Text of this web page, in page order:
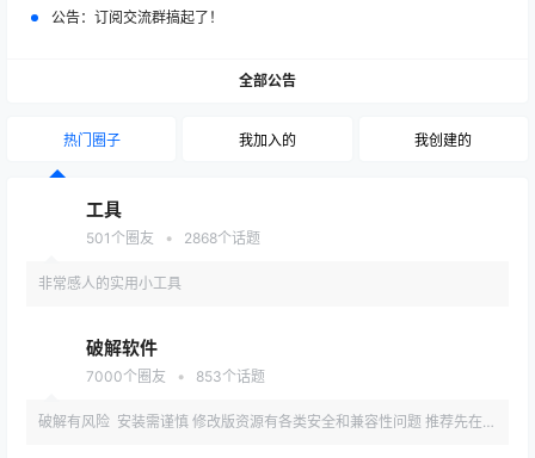
公告： 订阅交流群搞起了！
全部公告
热门圈子 我加入的 我创建的
工具
501 个圈友 • 2868个话题
非常感人的实用小工具
破解软件
7000个圈友 • 853个话题
破解有风险 安装需谨慎 修改版资源有各类安全和兼容性问题 推荐先在备